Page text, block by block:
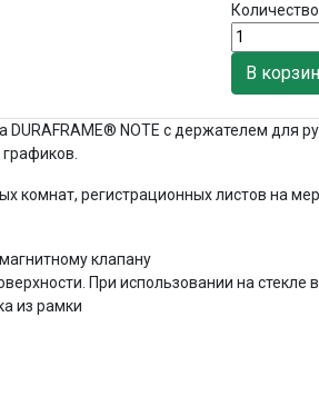
NOTE с держателем для
комнат, регистрационных листов на
клапану
При использовании на
из рамки